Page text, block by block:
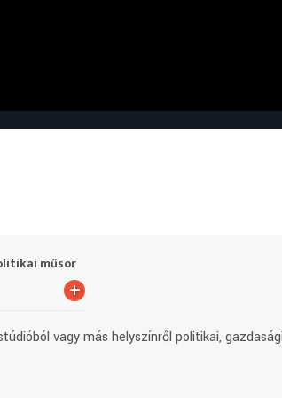
műsor
+
vagy más helyszínről politikai,